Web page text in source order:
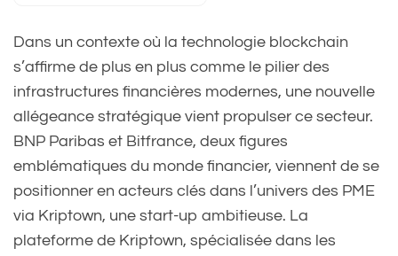
Dans un contexte où la technologie blockchain
s’affirme de plus en plus comme le pilier des
infrastructures financières modernes, une nouvelle
allégeance stratégique vient propulser ce secteur.
BNP Paribas et Bitfrance, deux figures
emblématiques du monde financier, viennent de se
positionner en acteurs clés dans l’univers des PME
via Kriptown, une start-up ambitieuse. La
plateforme de Kriptown, spécialisée dans les